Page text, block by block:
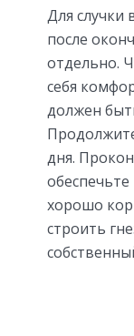
Для случки
после
отдельно.
себя
должен
дня.
хорошо
строить